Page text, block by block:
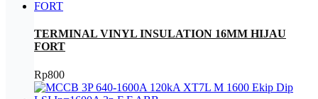
TERMINAL VINYL INSULATION 16MM HIJAU
FORT
Rp800